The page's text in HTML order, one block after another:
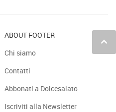
keyboard_arrow_up
ABOUT FOOTER
Chi siamo
Contatti
Abbonati a Dolcesalato
Iscriviti alla Newsletter